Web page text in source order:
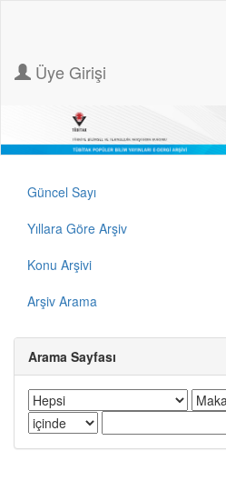
Üye Girişi
Güncel Sayı
Yıllara Göre Arşiv
Konu Arşivi
Arşiv Arama
Arama Sayfası